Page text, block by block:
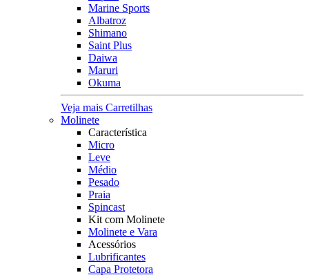
Marine Sports
Albatroz
Shimano
Saint Plus
Daiwa
Maruri
Okuma
Veja mais Carretilhas
Molinete
Característica
Micro
Leve
Médio
Pesado
Praia
Spincast
Kit com Molinete
Molinete e Vara
Acessórios
Lubrificantes
Capa Protetora